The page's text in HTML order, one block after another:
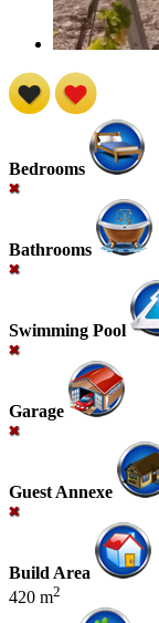
Bedrooms
Bathrooms
Swimming Pool
Garage
Guest Annexe
Build Area
420 m2